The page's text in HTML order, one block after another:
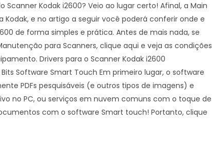
Scanner Kodak i2600? Veio ao lugar certo! Afinal, a Main
e no artigo a seguir você poderá conferir onde e
de forma simples e prática. Antes de mais nada, se
para Scanners, clique aqui e veja as condições
Drivers para o Scanner Kodak i2600
Software Smart Touch Em primeiro lugar, o software
PDFs pesquisáveis (e outros tipos de imagens) e
no PC, ou serviços em nuvem comuns com o toque de
com o software Smart touch! Portanto, clique